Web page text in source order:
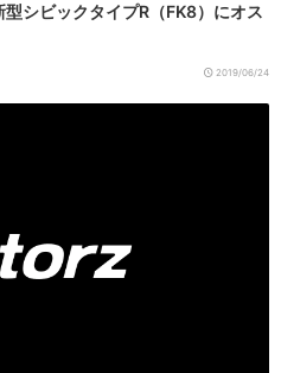
シビックタイプR（FK8）にオス
2019/06/24